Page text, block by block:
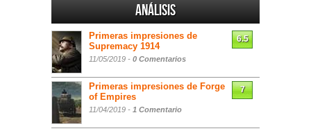
Análisis
Primeras impresiones de
Supremacy 1914
11/05/2019 - 0 Comentarios
6.5
Primeras impresiones de Forge
of Empires
11/04/2019 - 1 Comentario
7